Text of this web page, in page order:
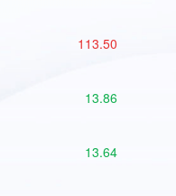
113.50
13.86
13.64